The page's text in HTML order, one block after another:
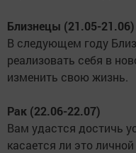
Близнецы (21.05-21.06)
В следующем году
реализовать себя в
изменить свою жизнь.
Рак (22.06-22.07)
Вам удастся достичь
касается ли это